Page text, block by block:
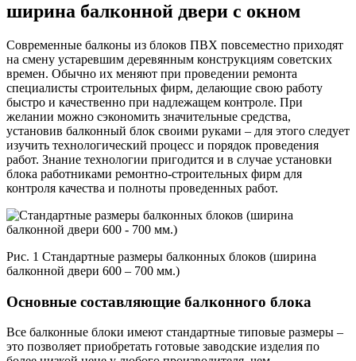
ширина балконной двери с окном
Современные балконы из блоков ПВХ повсеместно приходят
на смену устаревшим деревянным конструкциям советских
времен. Обычно их меняют при проведении ремонта
специалисты строительных фирм, делающие свою работу
быстро и качественно при надлежащем контроле. При
желании можно сэкономить значительные средства,
установив балконный блок своими руками – для этого следует
изучить технологический процесс и порядок проведения
работ. Знание технологии пригодится и в случае установки
блока работниками ремонтно-строительных фирм для
контроля качества и полноты проведенных работ.
Рис. 1 Стандартные размеры балконных блоков (ширина
балконной двери 600 – 700 мм.)
Основные составляющие балконного блока
Все балконные блоки имеют стандартные типовые размеры –
это позволяет приобретать готовые заводские изделия по